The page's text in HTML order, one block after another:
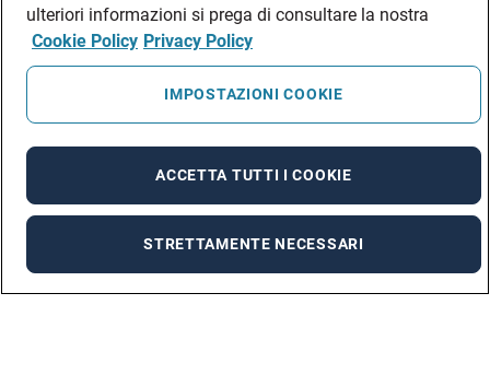
ulteriori informazioni si prega di consultare la nostra
Cookie Policy Privacy Policy
IMPOSTAZIONI COOKIE
STRETTAMENTE NECESSARI
ACCETTA TUTTI I COOKIE